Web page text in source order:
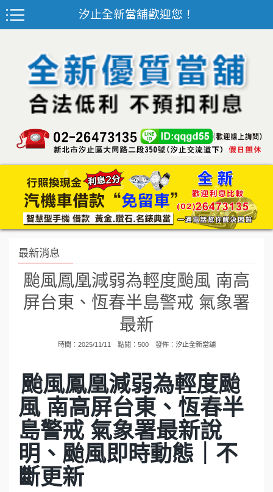
汐止全新當舖歡迎您！
最新消息
颱風鳳凰減弱為輕度颱風 南高
屏台東、恆春半島警戒 氣象署
最新
時間：2025/11/11 點閱：500 發佈： 汐止全新當舖
颱風鳳凰減弱為輕度颱
風 南高屏台東、恆春半
島警戒 氣象署最新說
明、颱風即時動態｜不
斷更新